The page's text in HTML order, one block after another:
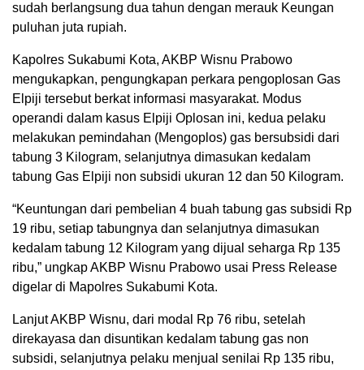
sudah berlangsung dua tahun dengan merauk Keungan
puluhan juta rupiah.
Kapolres Sukabumi Kota, AKBP Wisnu Prabowo
mengukapkan, pengungkapan perkara pengoplosan Gas
Elpiji tersebut berkat informasi masyarakat. Modus
operandi dalam kasus Elpiji Oplosan ini, kedua pelaku
melakukan pemindahan (Mengoplos) gas bersubsidi dari
tabung 3 Kilogram, selanjutnya dimasukan kedalam
tabung Gas Elpiji non subsidi ukuran 12 dan 50 Kilogram.
“Keuntungan dari pembelian 4 buah tabung gas subsidi Rp
19 ribu, setiap tabungnya dan selanjutnya dimasukan
kedalam tabung 12 Kilogram yang dijual seharga Rp 135
ribu,” ungkap AKBP Wisnu Prabowo usai Press Release
digelar di Mapolres Sukabumi Kota.
Lanjut AKBP Wisnu, dari modal Rp 76 ribu, setelah
direkayasa dan disuntikan kedalam tabung gas non
subsidi, selanjutnya pelaku menjual senilai Rp 135 ribu,